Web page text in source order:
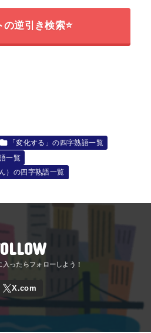
の逆引き検索⭐
「変化する」の四字熟語一覧
一覧
）の四字熟語一覧